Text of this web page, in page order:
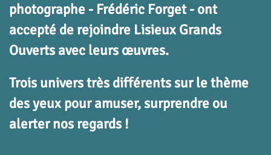
photographe - Frédéric Forget - ont
accepté de rejoindre Lisieux Grands
Ouverts avec leurs œuvres.
Trois univers très différents sur le thème
des yeux pour amuser, surprendre ou
alerter nos regards !